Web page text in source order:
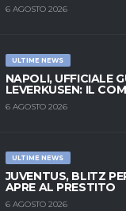
6 AGOSTO 2026
ULTIME NEWS
NAPOLI, UFFICIALE
LEVERKUSEN: IL
6 AGOSTO 2026
ULTIME NEWS
JUVENTUS, BLITZ
APRE AL PRESTITO
6 AGOSTO 2026